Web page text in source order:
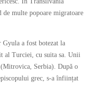
multe popoare migratoare
a fost botezat la
al Turciei, cu suita sa. Unii
Serbia). După o
grec, s-a înființat